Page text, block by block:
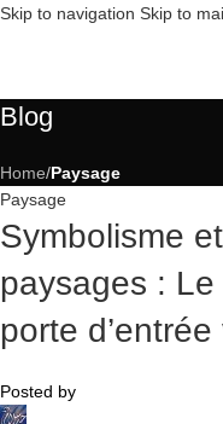
Skip to navigation Skip to
Blog
Home/Paysage
Paysage
Symbolisme
paysages :
porte d’entrée
Posted by